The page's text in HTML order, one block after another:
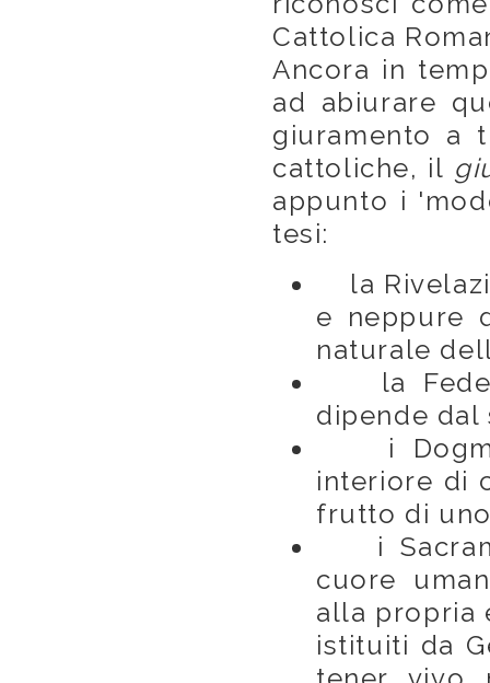
Cattolica
Ancora in
ad abiurare
giuramento a
cattoliche, il
appunto i
tesi:
la
e neppure
naturale
la Fede
dipende dal
i Dogmi
interiore di
frutto di
i
cuore
alla propria
istituiti da